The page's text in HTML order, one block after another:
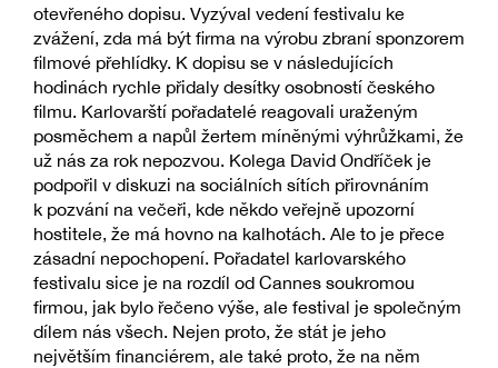
otevřeného dopisu. Vyzýval vedení festivalu ke
zvážení, zda má být firma na výrobu zbraní sponzorem
filmové přehlídky. K dopisu se v následujících
hodinách rychle přidaly desítky osobností českého
filmu. Karlovarští pořadatelé reagovali uraženým
posměchem a napůl žertem míněnými výhrůžkami, že
už nás za rok nepozvou. Kolega David Ondříček je
podpořil v diskuzi na sociálních sítích přirovnáním
k pozvání na večeři, kde někdo veřejně upozorní
hostitele, že má hovno na kalhotách. Ale to je přece
zásadní nepochopení. Pořadatel karlovarského
festivalu sice je na rozdíl od Cannes soukromou
firmou, jak bylo řečeno výše, ale festival je společným
dílem nás všech. Nejen proto, že stát je jeho
největším financiérem, ale také proto, že na něm